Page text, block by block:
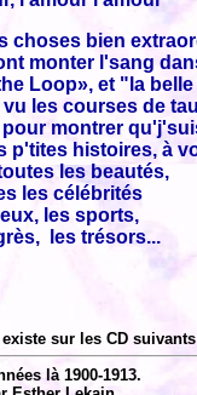
choses bien
monter l'sang
Loop», et "la
les courses de
montrer
p'tites histoires, à
les beautés,
les célébrités
les sports,
les trésors...
sur les CD
là 1900-1913.